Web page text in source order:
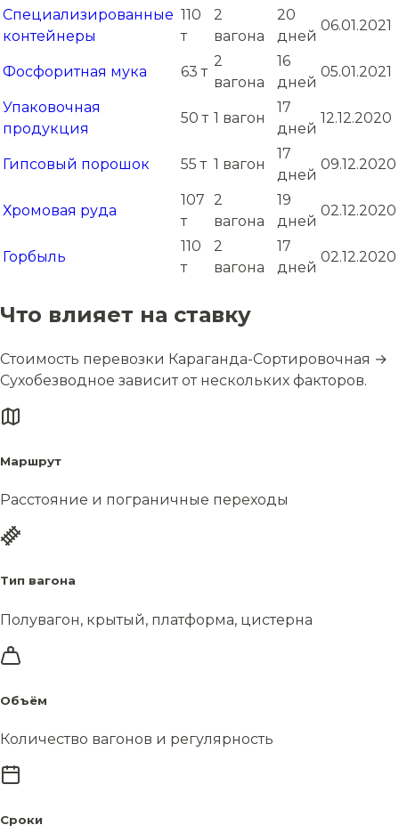
Специализированные
контейнеры
110
т
2
вагона
20
дней
06.01.2021
Фосфоритная мука 63 т
2
вагона
16
дней
05.01.2021
Упаковочная
продукция
50 т 1 вагон
17
дней
12.12.2020
Гипсовый порошок 55 т 1 вагон
17
дней
09.12.2020
Хромовая руда
107
т
2
вагона
19
дней
02.12.2020
Горбыль
110
т
2
вагона
17
дней
02.12.2020
Что влияет на ставку
Стоимость перевозки Караганда-Сортировочная →
Сухобезводное зависит от нескольких факторов.
Маршрут
Расстояние и пограничные переходы
Тип вагона
Полувагон, крытый, платформа, цистерна
Объём
Количество вагонов и регулярность
Сроки